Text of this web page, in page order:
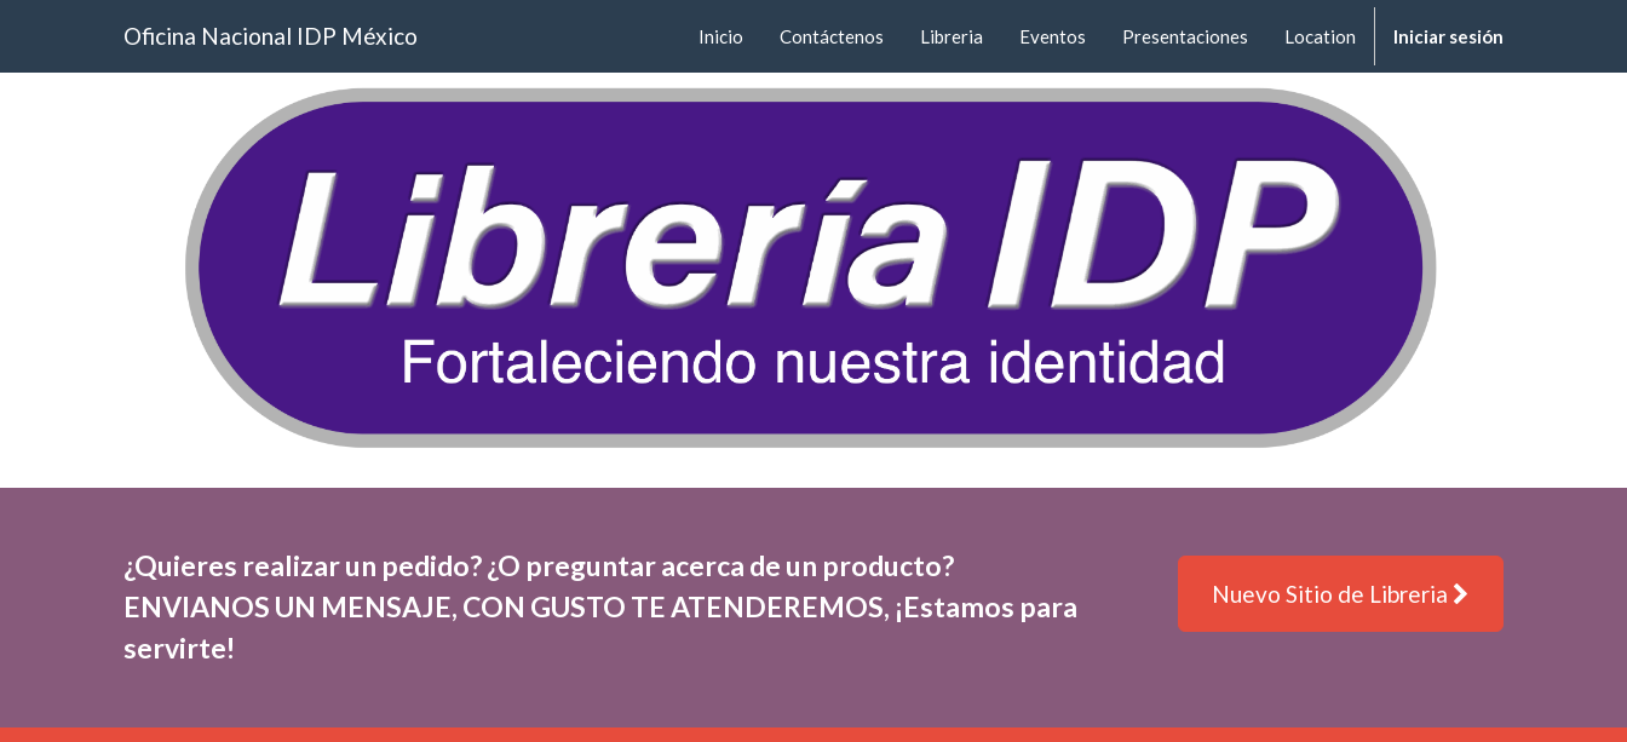
Oficina Nacional IDP México Inicio Contáctenos Libreria Eventos Presentaciones Location Iniciar sesión
¿Quieres realizar un pedido? ¿O preguntar acerca de un producto?
ENVIANOS UN MENSAJE, CON GUSTO TE ATENDEREMOS, ¡Estamos para
servirte!
Nuevo Sitio de Libreria